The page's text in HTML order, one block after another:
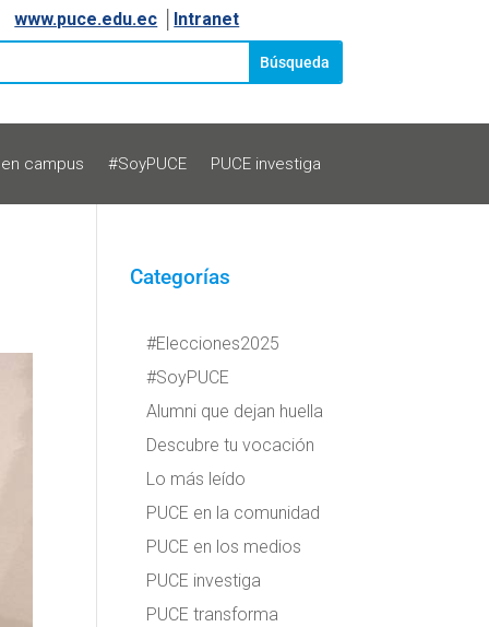
www.puce.edu.ec Intranet
campus #SoyPUCE PUCE investiga
Categorías
#Elecciones2025
#SoyPUCE
Alumni que dejan huella
Descubre tu vocación
Lo más leído
PUCE en la comunidad
PUCE en los medios
PUCE investiga
PUCE transforma